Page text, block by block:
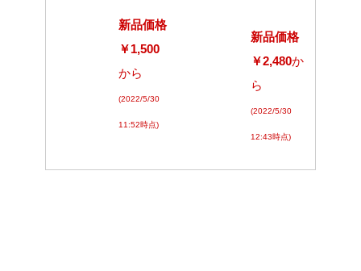
新品価格
￥1,500
から
(2022/5/30
11:52時点)
新品価格
￥2,480か
ら
(2022/5/30
12:43時点)